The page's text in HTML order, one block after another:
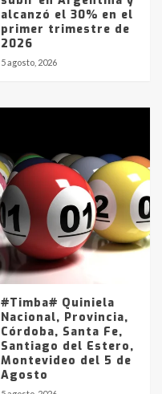
alcanzó el 30% en el
primer trimestre de
2026
5 agosto, 2026
#Timba# Quiniela
Nacional, Provincia,
Córdoba, Santa Fe,
Santiago del Estero,
Montevideo del 5 de
Agosto